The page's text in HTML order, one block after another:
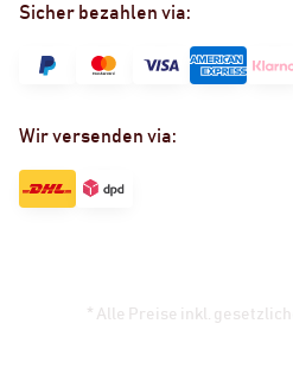
Sicher bezahlen via:
Wir versenden via:
* Alle Preise inkl.